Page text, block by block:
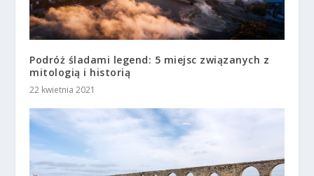
Podróż śladami legend: 5 miejsc związanych z
mitologią i historią
22 kwietnia 2021